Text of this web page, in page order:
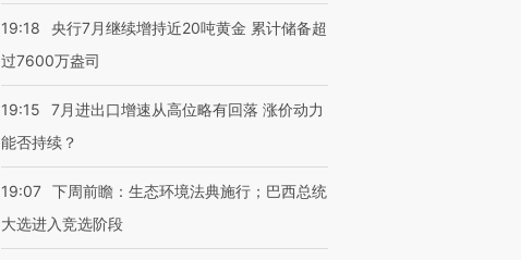
19:18
央行7月继续增持近20吨黄金 累计储备超
过7600万盎司
19:15
7月进出口增速从高位略有回落 涨价动力
能否持续？
19:07 下周前瞻：生态环境法典施行；巴西总统
大选进入竞选阶段